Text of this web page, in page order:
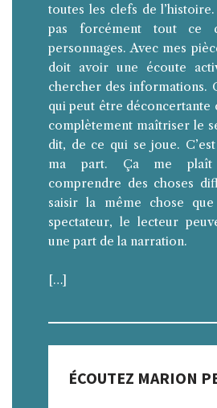
toutes les clefs de
pas forcément tout ce
personnages. Avec mes
doit avoir une écoute
chercher des informations.
qui peut être déconcertante
complètement maîtriser le
dit, de ce qui se joue.
ma part. Ça me plaît
comprendre des choses
saisir la même chose
spectateur, le lecteur
une part de la narration.
[…]
ÉCOUTEZ MARION